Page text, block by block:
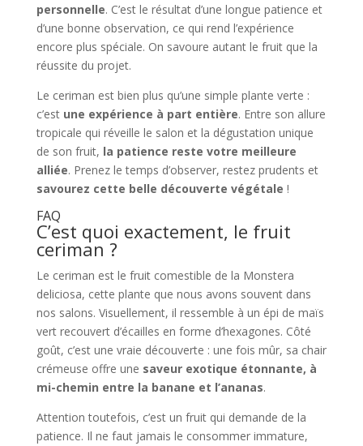
personnelle. C’est le résultat d’une longue patience et
d’une bonne observation, ce qui rend l’expérience
encore plus spéciale. On savoure autant le fruit que la
réussite du projet.
Le ceriman est bien plus qu’une simple plante verte :
c’est une expérience à part entière. Entre son allure
tropicale qui réveille le salon et la dégustation unique
de son fruit, la patience reste votre meilleure
alliée. Prenez le temps d’observer, restez prudents et
savourez cette belle découverte végétale !
FAQ
C’est quoi exactement, le fruit
ceriman ?
Le ceriman est le fruit comestible de la Monstera
deliciosa, cette plante que nous avons souvent dans
nos salons. Visuellement, il ressemble à un épi de maïs
vert recouvert d’écailles en forme d’hexagones. Côté
goût, c’est une vraie découverte : une fois mûr, sa chair
crémeuse offre une saveur exotique étonnante, à
mi-chemin entre la banane et l’ananas.
Attention toutefois, c’est un fruit qui demande de la
patience. Il ne faut jamais le consommer immature,